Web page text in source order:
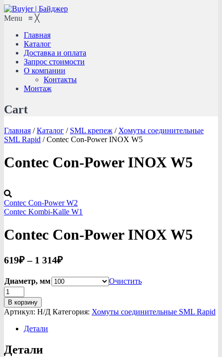
Menu ≡ ╳
Главная
Каталог
Доставка и оплата
Запрос стоимости
О компании
Контакты
Монтаж
Cart
Главная / Каталог / SML крепеж / Хомуты соединительные
SML Rapid /Contec Con-Power INOX W5
Contec Con-Power INOX W5
Contec Con-Power W2
Contec Kombi-Kalle W1
Contec Con-Power INOX W5
619₽ – 1 314₽Диапазон
619₽
314₽
Диаметр, мм
Очистить
Количество
товара
Contec
Con-
Power
W5
В корзину
Артикул: Н/Д Категория: Хомуты соединительные SML Rapid
Детали
Детали